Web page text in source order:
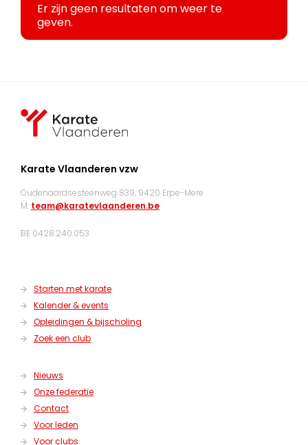
Er zijn geen resultaten om weer te
geven.
Karate Vlaanderen vzw
Oudenaardsesteenweg 839, 9420 Erpe-Mere
M: team@karatevlaanderen.be
BE 0428.240.053
Starten met karate
Kalender & events
Opleidingen & bijscholing
Zoek een club
Nieuws
Onze federatie
Contact
Voor leden
Voor clubs